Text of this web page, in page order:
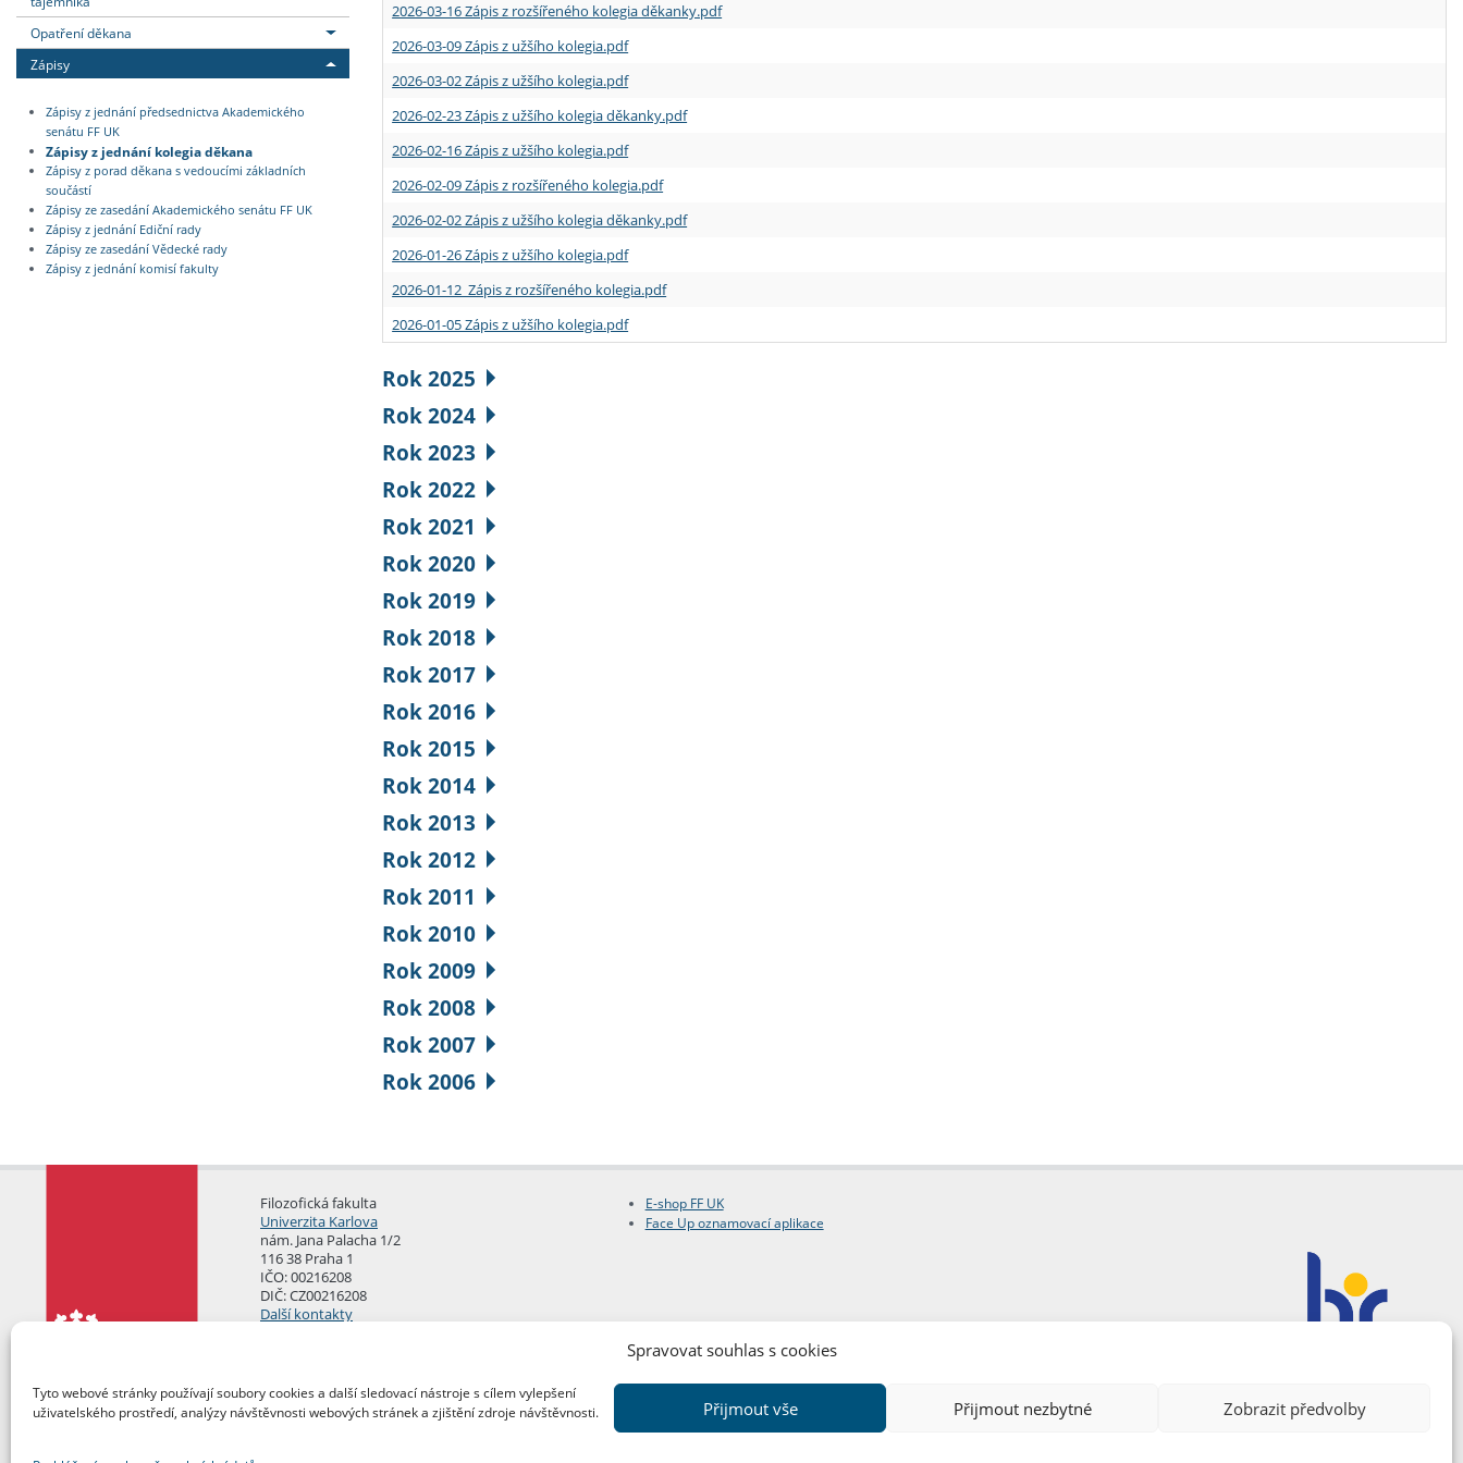
Spravovat souhlas s cookies
Tyto webové stránky používají soubory cookies a další sledovací nástroje s cílem vylepšení
uživatelského prostředí, analýzy návštěvnosti webových stránek a zjištění zdroje návštěvnosti.
Přijmout vše Přijmout nezbytné Zobrazit předvolby
Opatření děkana
Zápisy
Zápisy z jednání předsednictva Akademického
senátu FF UK
Zápisy z jednání kolegia děkana
Zápisy z porad děkana s vedoucími základních
součástí
Zápisy ze zasedání Akademického senátu FF UK
Zápisy z jednání Ediční rady
Zápisy ze zasedání Vědecké rady
Zápisy z jednání komisí fakulty
2026-03-16 Zápis z rozšířeného kolegia děkanky.pdf
2026-03-09 Zápis z užšího kolegia.pdf
2026-03-02 Zápis z užšího kolegia.pdf
2026-02-23 Zápis z užšího kolegia děkanky.pdf
2026-02-16 Zápis z užšího kolegia.pdf
2026-02-09 Zápis z rozšířeného kolegia.pdf
2026-02-02 Zápis z užšího kolegia děkanky.pdf
2026-01-26 Zápis z užšího kolegia.pdf
2026-01-12 Zápis z rozšířeného kolegia.pdf
2026-01-05 Zápis z užšího kolegia.pdf
Rok 2025
Rok 2024
Rok 2023
Rok 2022
Rok 2021
Rok 2020
Rok 2019
Rok 2018
Rok 2017
Rok 2016
Rok 2015
Rok 2014
Rok 2013
Rok 2012
Rok 2011
Rok 2010
Rok 2009
Rok 2008
Rok 2007
Rok 2006
Filozofická fakulta
Univerzita Karlova
nám. Jana Palacha 1/2
116 38 Praha 1
IČO: 00216208
DIČ: CZ00216208
Další kontakty
E-shop FF UK
Face Up oznamovací aplikace